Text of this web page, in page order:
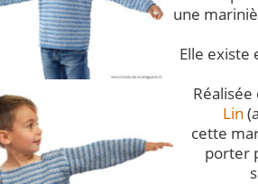
une
Elle existe
Lin
cette
porter